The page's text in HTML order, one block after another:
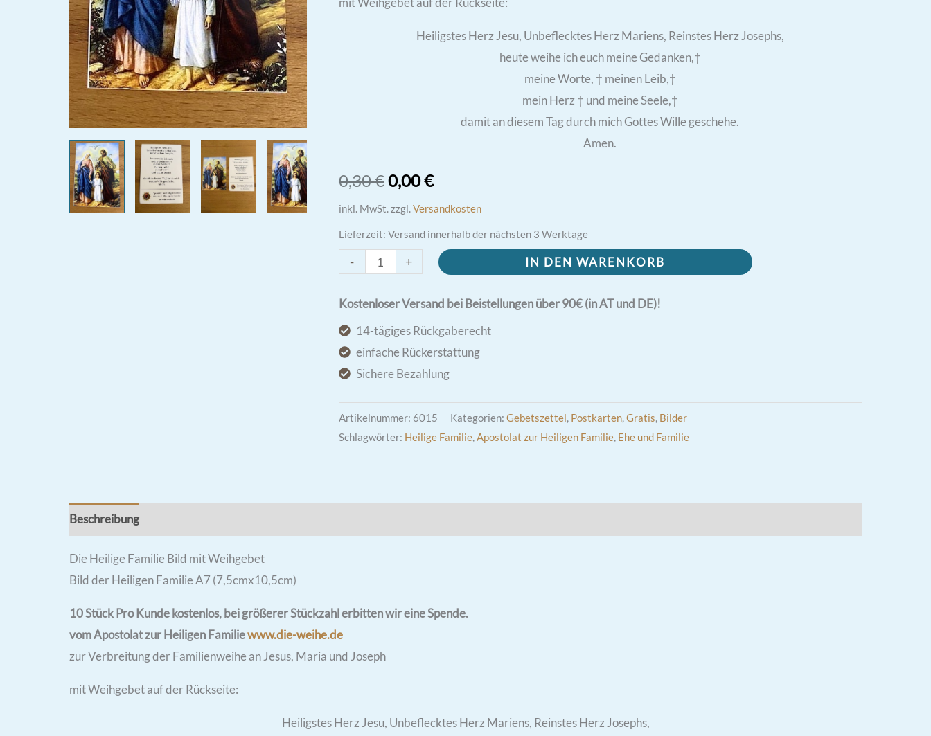
Heiligstes Herz Jesu, Unbeflecktes Herz Mariens, Reinstes Herz Josephs,
heute weihe ich euch meine Gedanken,†
meine Worte, † meinen Leib,†
mein Herz † und meine Seele,†
damit an diesem Tag durch mich Gottes Wille geschehe.
Amen.
0,30€Ursprünglicher
Preis
war:
0,30 €
0,00€Aktueller
Preis
ist:
0,00 €.
inkl. MwSt.zzgl.Versandkosten
Lieferzeit: Versand innerhalb der nächsten 3 Werktage
-
Die
Familie
Bild
mit
Weihgebet
+ IN DEN WARENKORB
Kostenloser Versand bei Beistellungen über 90€ (in AT und DE)!
14-tägiges Rückgaberecht
einfache Rückerstattung
Sichere Bezahlung
Artikelnummer: 6015 Kategorien: Gebetszettel, Postkarten,Gratis, Bilder
Schlagwörter: Heilige Familie,Apostolat zur Heiligen Familie, Ehe und Familie
Beschreibung
Die Heilige Familie Bild mit Weihgebet
Bild der Heiligen Familie A7 (7,5cmx10,5cm)
10 Stück Pro Kunde kostenlos, bei größerer Stückzahl erbitten wir eine Spende.
vom Apostolat zur Heiligen Familiewww.die-weihe.de
zur Verbreitung der Familienweihe an Jesus, Maria und Joseph
mit Weihgebet auf der Rückseite:
Heiligstes Herz Jesu, Unbeflecktes Herz Mariens, Reinstes Herz Josephs,